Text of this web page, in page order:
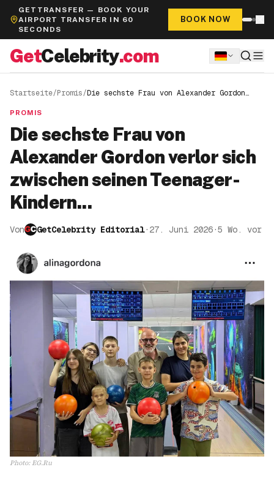
GETTRANSFER — BOOK YOUR
AIRPORT TRANSFER IN 60
SECONDS
BOOK NOW
GetCelebrity.com
Startseite/Promis/Die sechste Frau von Alexander Gordon
PROMIS
Die sechste Frau von
Alexander Gordon verlor sich
zwischen seinen Teenager-
Kindern...
Von GetCelebrity Editorial· 27. Juni 2026·5 Wo. vor
Photo:EG.Ru